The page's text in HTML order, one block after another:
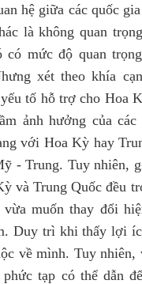
hệ giữa các quốc
là không quan
có mức độ quan
xét theo khía
tố hỗ trợ cho Hoa
ảnh hưởng của các
với Hoa Kỳ hay
- Trung. Tuy nhiên,
và Trung Quốc đều
muốn thay đổi
Duy trì khi thấy lợi
về mình. Tuy nhiên,
tạp có thể dẫn